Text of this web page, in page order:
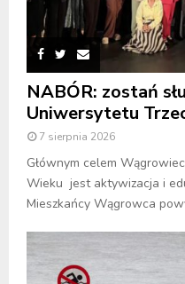
NABÓR: zostań
Uniwersytetu
7 sierpnia 2026
Głównym celem
Wieku jest aktywizacja i
Mieszkańcy Wągrowca